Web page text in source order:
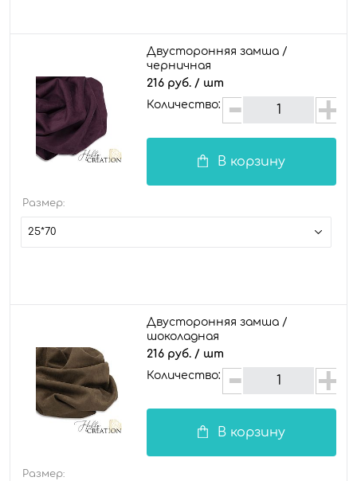
Двусторонняя замша /
черничная
216 руб. / шт
Количество:
В корзину
Размер:
25*70
Двусторонняя замша /
шоколадная
216 руб. / шт
Количество:
В корзину
Размер: